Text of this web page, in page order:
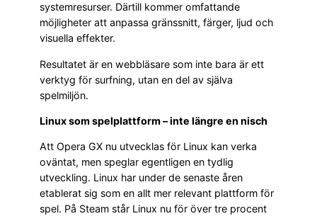
systemresurser. Därtill kommer omfattande
möjligheter att anpassa gränssnitt, färger, ljud och
visuella effekter.
Resultatet är en webbläsare som inte bara är ett
verktyg för surfning, utan en del av själva
spelmiljön.
Linux som spelplattform – inte längre en nisch
Att Opera GX nu utvecklas för Linux kan verka
oväntat, men speglar egentligen en tydlig
utveckling. Linux har under de senaste åren
etablerat sig som en allt mer relevant plattform för
spel. På Steam står Linux nu för över tre procent